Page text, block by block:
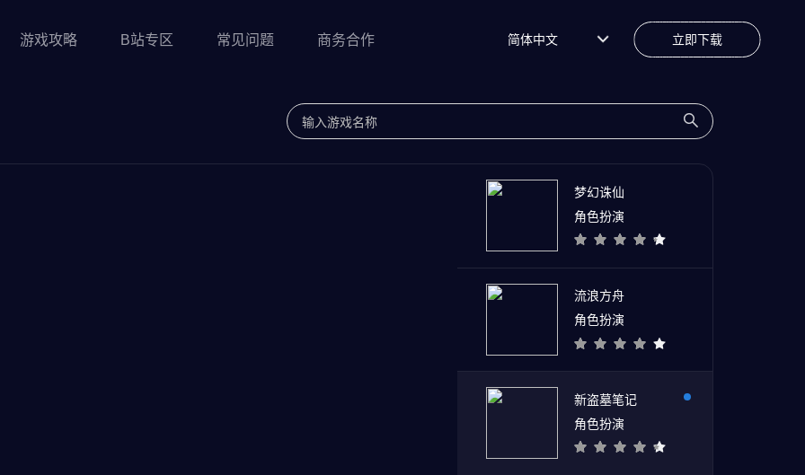
游戏攻略 B站专区 常见问题 商务合作 简体中文 立即下载
梦幻诛仙
角色扮演
流浪方舟
角色扮演
新盗墓笔记
角色扮演